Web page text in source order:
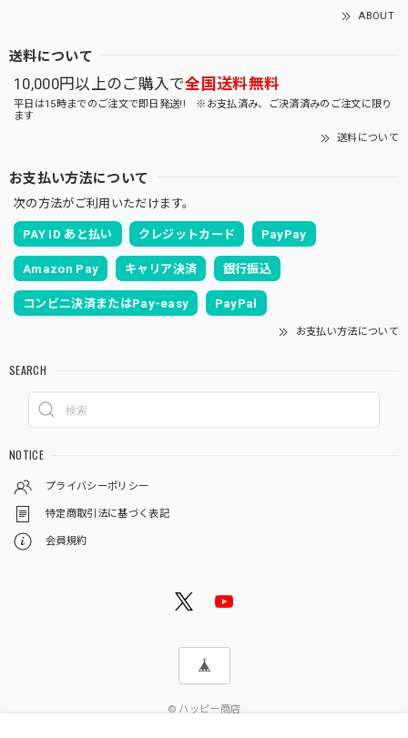
ABOUT
送料について
10,000円以上のご購入で全国送料無料
平日は15時までのご注文で即日発送!! ※お支払済み、ご決済済みのご注文に限り
ます
送料について
お支払い方法について
次の方法がご利用いただけます。
PAY ID あと払い クレジットカード PayPay
Amazon Pay キャリア決済 銀行振込
コンビニ決済またはPay-easy PayPal
お支払い方法について
SEARCH
NOTICE
プライバシーポリシー
特定商取引法に基づく表記
会員規約
© ハッピー商店